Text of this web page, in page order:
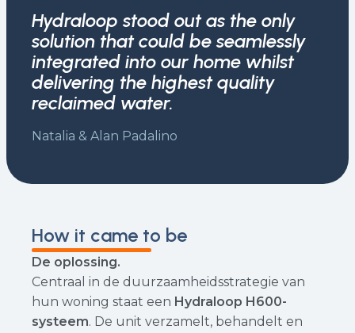
Hydraloop stood out as the only
solution that could be seamlessly
integrated into our home whilst
delivering the highest quality
reclaimed water.
Natalia & Alan Padalino
How it came to be
De oplossing.
Centraal in de duurzaamheidsstrategie van
hun woning staat een Hydraloop H600-
systeem. De unit verzamelt, behandelt en